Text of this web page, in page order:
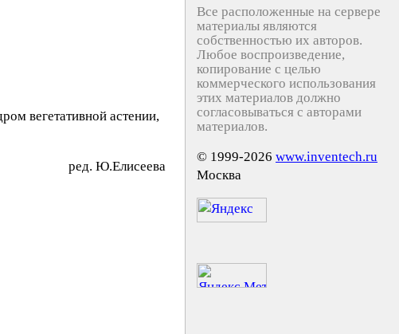
вегетативной астении,
peд. Ю.Eлиceeвa
Все расположенные на сервере
материалы являются
собственностью их авторов.
Любое воспроизведение,
копирование с целью
коммерческого использования
этих материалов должно
согласовываться с авторами
материалов.
© 1999-2026 www.inventech.ru
Москва